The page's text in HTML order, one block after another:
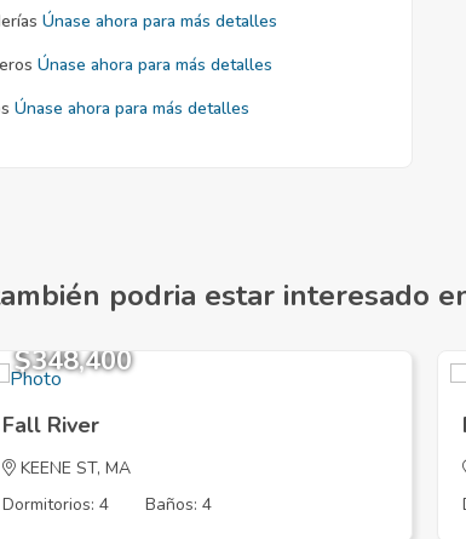
Únase ahora para más detalles
Únase ahora para más detalles
Únase ahora para más detalles
podria estar interesado
$348,400
Fall River
KEENE ST, MA
Dormitorios: 4
Baños: 4